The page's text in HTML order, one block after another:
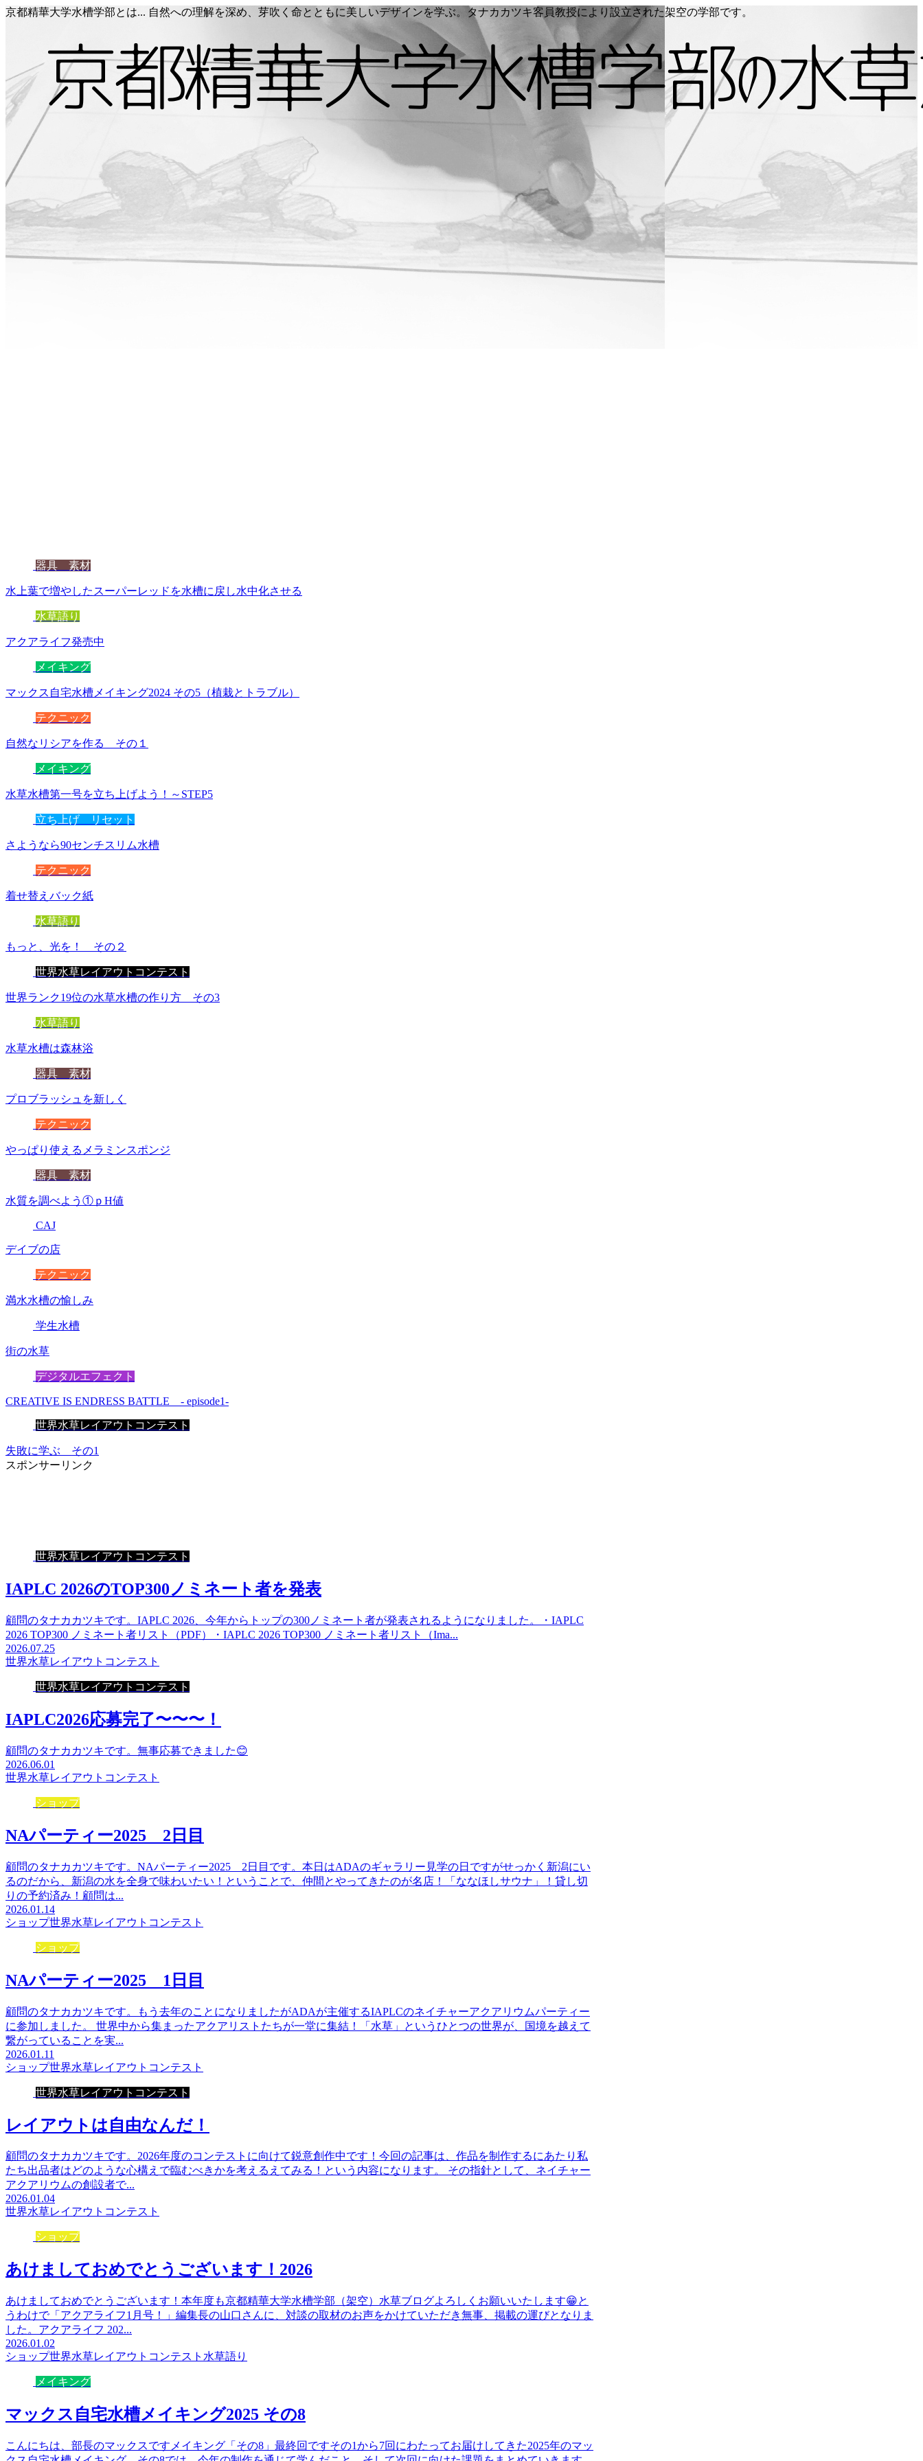
京都精華大学水槽学部とは... 自然への理解を深め、芽吹く命とともに美しいデザインを学ぶ。タナカカツキ客員教授により設立された架空の学部です。
器具 素材
水上葉で増やしたスーパーレッドを水槽に戻し水中化させる
水草語り
アクアライフ発売中
メイキング
マックス自宅水槽メイキング2024 その5（植栽とトラブル）
テクニック
自然なリシアを作る その１
メイキング
水草水槽第一号を立ち上げよう！～STEP5
立ち上げ リセット
さようなら90センチスリム水槽
テクニック
着せ替えバック紙
水草語り
もっと、光を！ その２
世界水草レイアウトコンテスト
世界ランク19位の水草水槽の作り方 その3
水草語り
水草水槽は森林浴
器具 素材
プロブラッシュを新しく
テクニック
やっぱり使えるメラミンスポンジ
器具 素材
水質を調べよう①ｐH値
CAJ
デイブの店
テクニック
満水水槽の愉しみ
学生水槽
街の水草
デジタルエフェクト
CREATIVE IS ENDRESS BATTLE - episode1-
世界水草レイアウトコンテスト
失敗に学ぶ その1
スポンサーリンク
世界水草レイアウトコンテスト
IAPLC 2026のTOP300ノミネート者を発表
顧問のタナカカツキです。IAPLC 2026、今年からトップの300ノミネート者が発表されるようになりました。・IAPLC
2026 TOP300 ノミネート者リスト（PDF）・IAPLC 2026 TOP300 ノミネート者リスト（Ima...
2026.07.25
世界水草レイアウトコンテスト
世界水草レイアウトコンテスト
IAPLC2026応募完了〜〜〜！
顧問のタナカカツキです。無事応募できました😊
2026.06.01
世界水草レイアウトコンテスト
ショップ
NAパーティー2025 2日目
顧問のタナカカツキです。NAパーティー2025 2日目です。本日はADAのギャラリー見学の日ですがせっかく新潟にい
るのだから、新潟の水を全身で味わいたい！ということで、仲間とやってきたのが名店！「ななほしサウナ」！貸し切
りの予約済み！顧問は...
2026.01.14
ショップ世界水草レイアウトコンテスト
ショップ
NAパーティー2025 1日目
顧問のタナカカツキです。もう去年のことになりましたがADAが主催するIAPLCのネイチャーアクアリウムパーティー
に参加しました。 世界中から集まったアクアリストたちが一堂に集結！「水草」というひとつの世界が、国境を越えて
繋がっていることを実...
2026.01.11
ショップ世界水草レイアウトコンテスト
世界水草レイアウトコンテスト
レイアウトは自由なんだ！
顧問のタナカカツキです。2026年度のコンテストに向けて鋭意創作中です！今回の記事は、作品を制作するにあたり私
たち出品者はどのような心構えで臨むべきかを考えるえてみる！という内容になります。 その指針として、ネイチャー
アクアリウムの創設者で...
2026.01.04
世界水草レイアウトコンテスト
ショップ
あけましておめでとうございます！2026
あけましておめでとうございます！本年度も京都精華大学水槽学部（架空）水草ブログよろしくお願いいたします😁と
うわけで「アクアライフ1月号！」編集長の山口さんに、対談の取材のお声をかけていただき無事、掲載の運びとなりま
した。アクアライフ 202...
2026.01.02
ショップ世界水草レイアウトコンテスト 水草語り
メイキング
マックス自宅水槽メイキング2025 その8
こんにちは、部長のマックスですメイキング「その8」最終回ですその1から7回にわたってお届けしてきた2025年のマッ